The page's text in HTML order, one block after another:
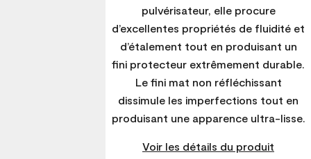
pulvérisateur, elle procure
d’excellentes propriétés de fluidité et
d’étalement tout en produisant un
fini protecteur extrêmement durable.
Le fini mat non réfléchissant
dissimule les imperfections tout en
produisant une apparence ultra-lisse.
Voir les détails du produit